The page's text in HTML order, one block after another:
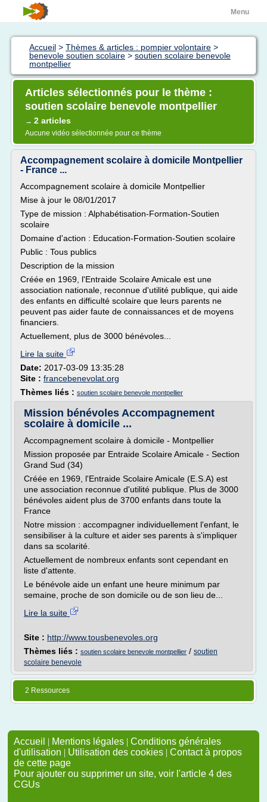
Menu
Accueil > Thèmes & articles : pompier volontaire >
benevole soutien scolaire > soutien scolaire benevole
montpellier
Articles sélectionnés pour le thème :
soutien scolaire benevole montpellier
→ 2 articles
Aucune vidéo sélectionnée pour ce thème
Accompagnement scolaire à domicile Montpellier
- France ...
Accompagnement scolaire à domicile Montpellier
Mise à jour le 08/01/2017
Type de mission : Alphabétisation-Formation-Soutien
scolaire
Domaine d'action : Education-Formation-Soutien scolaire
Public : Tous publics
Description de la mission
Créée en 1969, l'Entraide Scolaire Amicale est une
association nationale, reconnue d'utilité publique, qui aide
des enfants en difficulté scolaire que leurs parents ne
peuvent pas aider faute de connaissances et de moyens
financiers.
Actuellement, plus de 3000 bénévoles...
Lire la suite
Date: 2017-03-09 13:35:28
Site : francebenevolat.org
Thèmes liés : soutien scolaire benevole montpellier
Mission bénévoles Accompagnement
scolaire à domicile ...
Accompagnement scolaire à domicile - Montpellier
Mission proposée par Entraide Scolaire Amicale - Section
Grand Sud (34)
Créée en 1969, l'Entraide Scolaire Amicale (E.S.A) est
une association reconnue d'utilité publique. Plus de 3000
bénévoles aident plus de 3700 enfants dans toute la
France
Notre mission : accompagner individuellement l'enfant, le
sensibiliser à la culture et aider ses parents à s'impliquer
dans sa scolarité.
Actuellement de nombreux enfants sont cependant en
liste d'attente.
Le bénévole aide un enfant une heure minimum par
semaine, proche de son domicile ou de son lieu de...
Lire la suite
Site : http://www.tousbenevoles.org
Thèmes liés : soutien scolaire benevole montpellier / soutien
scolaire benevole
2 Ressources
Accueil | Mentions légales | Conditions générales
d'utilisation | Utilisation des cookies | Contact à propos
de cette page
Pour ajouter ou supprimer un site, voir l'article 4 des
CGUs